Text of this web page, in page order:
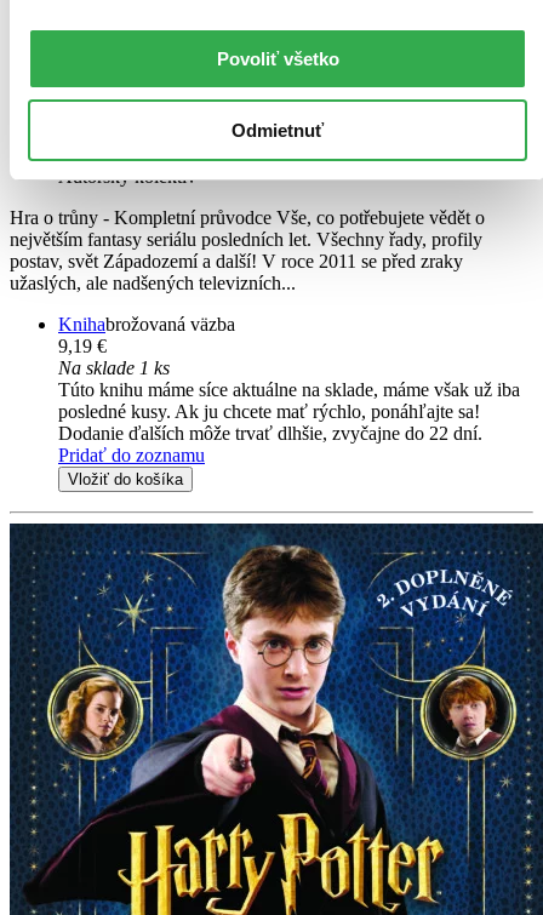
Povoliť všetko
Odmietnuť
Hra o trůny
Autorský kolektív
Hra o trůny - Kompletní průvodce Vše, co potřebujete vědět o
největším fantasy seriálu posledních let. Všechny řady, profily
postav, svět Západozemí a další! V roce 2011 se před zraky
užaslých, ale nadšených televizních...
Knihabrožovaná väzba
9,19 €
Na sklade 1 ks
Túto knihu máme síce aktuálne na sklade, máme však už iba
posledné kusy. Ak ju chcete mať rýchlo, ponáhľajte sa!
Dodanie ďalších môže trvať dlhšie, zvyčajne do 22 dní.
Pridať do zoznamu
Vložiť do košíka